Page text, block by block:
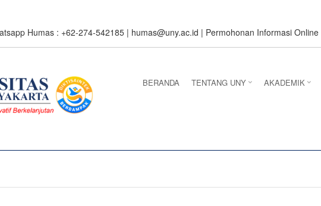
Humas : +62-274-542185 | humas@uny.ac.id | Permohonan Informasi Online
BERANDA TENTANG UNY AKADEMIK